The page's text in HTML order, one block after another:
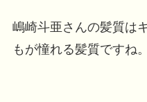
嶋崎斗亜さんの髪質は
もが憧れる髪質ですね。